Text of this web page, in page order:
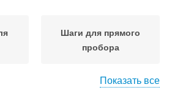
Шаги для прямого
пробора
Показать все